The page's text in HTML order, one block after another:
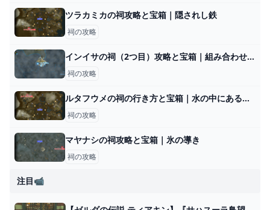
ツラカミカの祠攻略と宝箱｜隠されし鉄
祠の攻略
インイサの祠（2つ目）攻略と宝箱｜組み合わせる力
祠の攻略
ルタフウメの祠の行き方と宝箱｜水の中にある水晶の取り方
祠の攻略
マヤナシの祠攻略と宝箱｜氷の導き
祠の攻略
注目📹